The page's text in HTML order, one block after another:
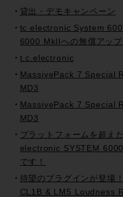
貸出・デモキャンペーン
tc electronic System
6000 MkIIへの無償アップ
t.c.electronic
MassivePack 7 Special
MD3
MassivePack 7 Special
MD3
プラットフォームを超え
electronic SYSTEM
です！
待望のプラグインが登場
CL1B & LM5 Loudness